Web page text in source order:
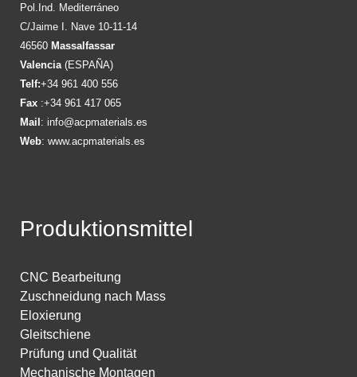
Pol.Ind. Mediterráneo
C/Jaime I. Nave 10-11-14
46560 Massalfassar
Valencia (ESPAÑA)
Telf:+34 961 400 556
Fax :+34 961 417 065
Mail: info@acpmaterials.es
Web: www.acpmaterials.es
Produktionsmittel
CNC Bearbeitung
Zuschneidung nach Mass
Eloxierung
Gleitschiene
Prüfung und Qualität
Mechanische Montagen